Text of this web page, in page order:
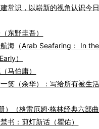
常识，以崭新的视角认识今
东野圭吾）
海（Arab Seafaring： In
）
马伯庸）
笑（余华）：写给所有被生
）（格雷厄姆·格林经典六部曲
书：剪灯新话（瞿佑）